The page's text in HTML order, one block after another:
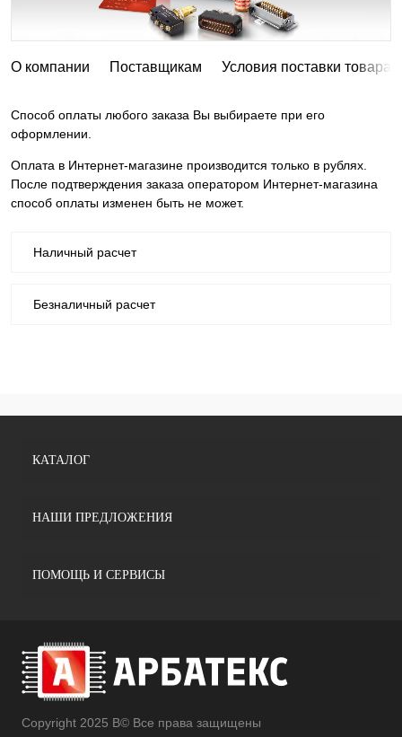
О компании Поставщикам Условия поставки товара
Способ оплаты любого заказа Вы выбираете при его
оформлении.
Оплата в Интернет-магазине производится только в рублях.
После подтверждения заказа оператором Интернет-магазина
способ оплаты изменен быть не может.
Наличный расчет
Безналичный расчет
КАТАЛОГ
НАШИ ПРЕДЛОЖЕНИЯ
ПОМОЩЬ И СЕРВИСЫ
Copyright 2025 В© Все права защищены